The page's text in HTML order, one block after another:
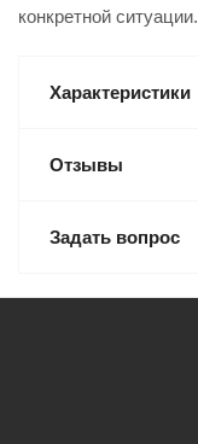
конкретной ситуации.
Характеристики
Отзывы
Задать вопрос